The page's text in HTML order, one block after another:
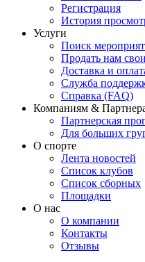
Регистрация
История
Услуги
Поиск
Продать нам
Доставка и
Служба
Справка (FAQ)
Компаниям &
Партнерская
Для больших
О спорте
Лента новостей
Список клубов
Список сборных
Площадки
О нас
О компании
Контакты
Отзывы